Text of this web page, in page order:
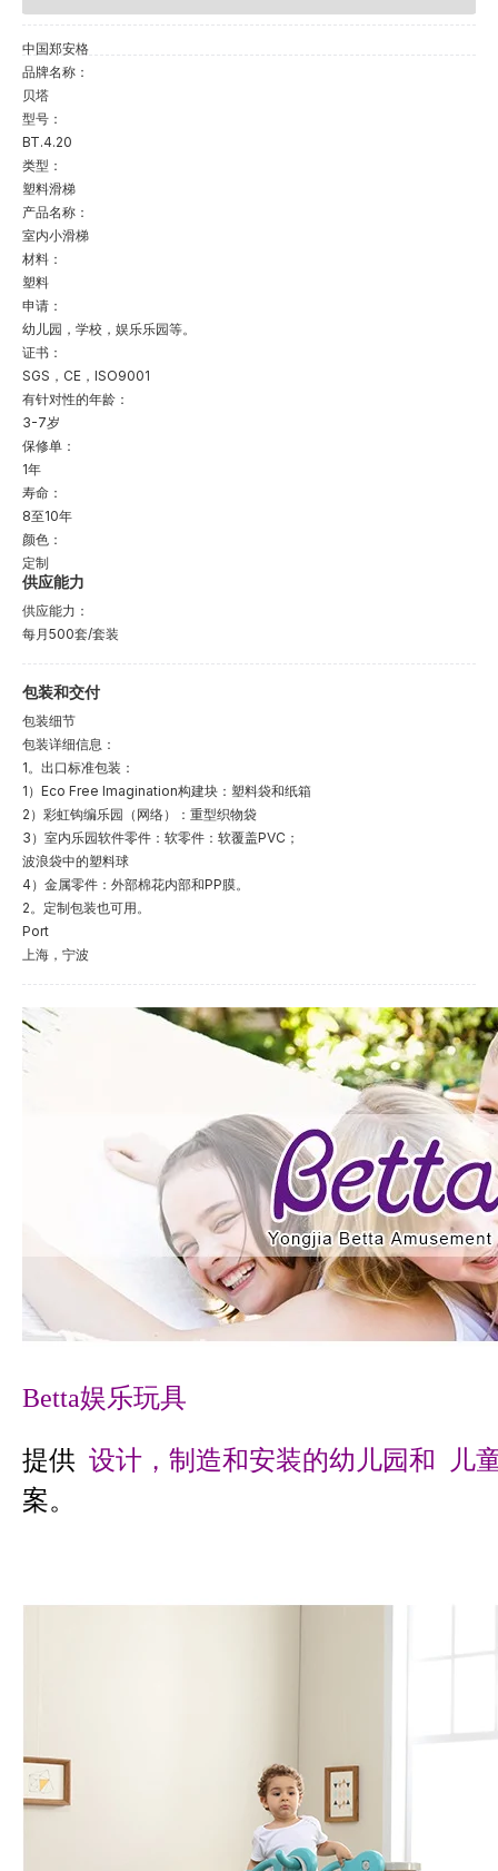
中国郑安格
品牌名称：
贝塔
型号：
BT.4.20
类型：
塑料滑梯
产品名称：
室内小滑梯
材料：
塑料
申请：
幼儿园，学校，娱乐乐园等。
证书：
SGS，CE，ISO9001
有针对性的年龄：
3-7岁
保修单：
1年
寿命：
8至10年
颜色：
定制
供应能力
供应能力：
每月500套/套装
包装和交付
包装细节
包装详细信息：
1。出口标准包装：
1）Eco Free Imagination构建块：塑料袋和纸箱
2）彩虹钩编乐园（网络）：重型织物袋
3）室内乐园软件零件：软零件：软覆盖PVC；
波浪袋中的塑料球
4）金属零件：外部棉花内部和PP膜。
2。定制包装也可用。
Port
上海，宁波
Betta娱乐玩具
提供 设计，制造和安装的幼儿园和
儿
案。